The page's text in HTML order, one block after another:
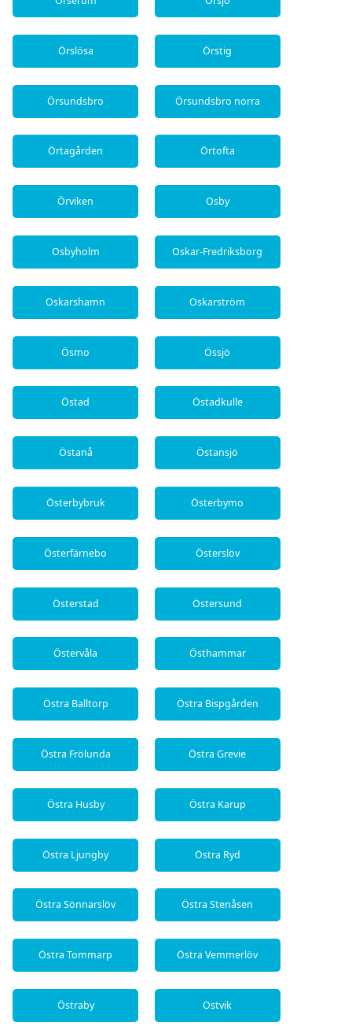
Örslösa Örstig
Örsundsbro Örsundsbro norra
Örtagården Örtofta
Örviken Osby
Osbyholm Oskar-Fredriksborg
Oskarshamn Oskarström
Ösmo Össjö
Östad Östadkulle
Östanå Östansjö
Österbybruk Österbymo
Österfärnebo Österslöv
Österstad Östersund
Östervåla Östhammar
Östra Balltorp Östra Bispgården
Östra Frölunda Östra Grevie
Östra Husby Östra Karup
Östra Ljungby Östra Ryd
Östra Sönnarslöv Östra Stenåsen
Östra Tommarp Östra Vemmerlöv
Östraby Ostvik